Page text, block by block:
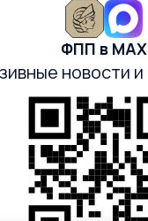
ФПП в МАХ
новости